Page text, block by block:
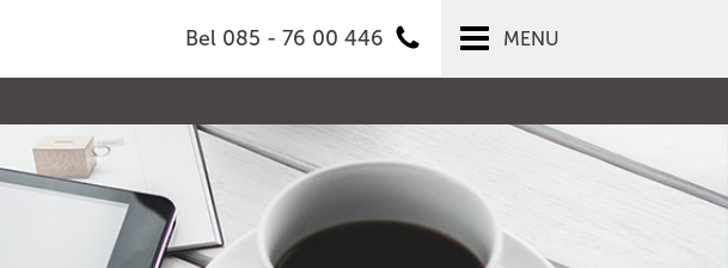
Bel 085 - 76 00 446 MENU